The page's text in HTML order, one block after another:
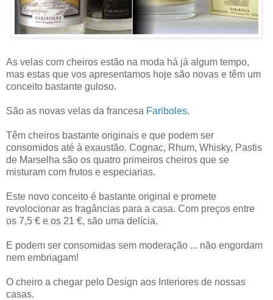
As velas com cheiros estão na moda há já algum tempo,
mas estas que vos apresentamos hoje são novas e têm um
conceito bastante guloso.
São as novas velas da francesa Fariboles.
Têm cheiros bastante originais e que podem ser
consomidos até à exaustão. Cognac, Rhum, Whisky, Pastis
de Marselha são os quatro primeiros cheiros que se
misturam com frutos e especiarias.
Este novo conceito é bastante original e promete
revolocionar as fragâncias para a casa. Com preços entre
os 7,5 € e os 21 €, são uma delícia.
E podem ser consomidas sem moderação ... não engordam
nem embriagam!
O cheiro a chegar pelo Design aos Interiores de nossas
casas.